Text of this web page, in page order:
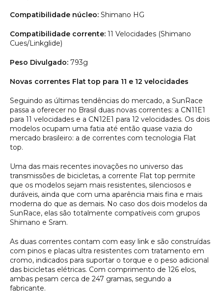
Compatibilidade núcleo: Shimano HG
Compatibilidade corrente: 11 Velocidades (Shimano
Cues/Linkglide)
Peso Divulgado: 793g
Novas correntes Flat top para 11 e 12 velocidades
Seguindo as últimas tendências do mercado, a SunRace
passa a oferecer no Brasil duas novas correntes: a CN11E1
para 11 velocidades e a CN12E1 para 12 velocidades. Os dois
modelos ocupam uma fatia até então quase vazia do
mercado brasileiro: a de correntes com tecnologia Flat
top.
Uma das mais recentes inovações no universo das
transmissões de bicicletas, a corrente Flat top permite
que os modelos sejam mais resistentes, silenciosos e
duráveis, ainda que com uma aparência mais fina e mais
moderna do que as demais. No caso dos dois modelos da
SunRace, elas são totalmente compatíveis com grupos
Shimano e Sram.
As duas correntes contam com easy link e são construídas
com pinos e placas ultra resistentes com tratamento em
cromo, indicados para suportar o torque e o peso adicional
das bicicletas elétricas. Com comprimento de 126 elos,
ambas pesam cerca de 247 gramas, segundo a
fabricante.